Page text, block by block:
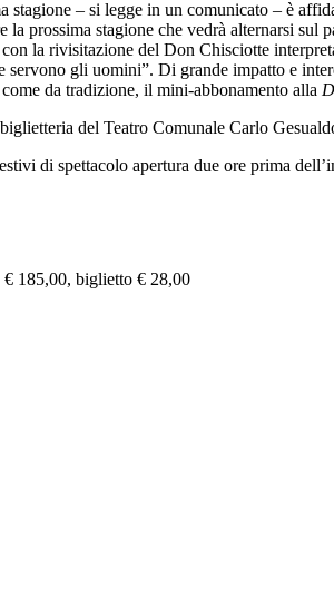
stagione – si legge in un comunicato – è
la prossima stagione che vedrà alternarsi
con la rivisitazione del Don Chisciotte
servono gli uomini”. Di grande impatto e
da tradizione, il mini-abbonamento alla
biglietteria del Teatro Comunale Carlo
di spettacolo apertura due ore prima
€ 185,00, biglietto € 28,00